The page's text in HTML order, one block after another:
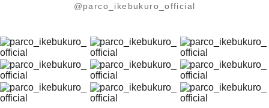
@parco_ikebukuro_official